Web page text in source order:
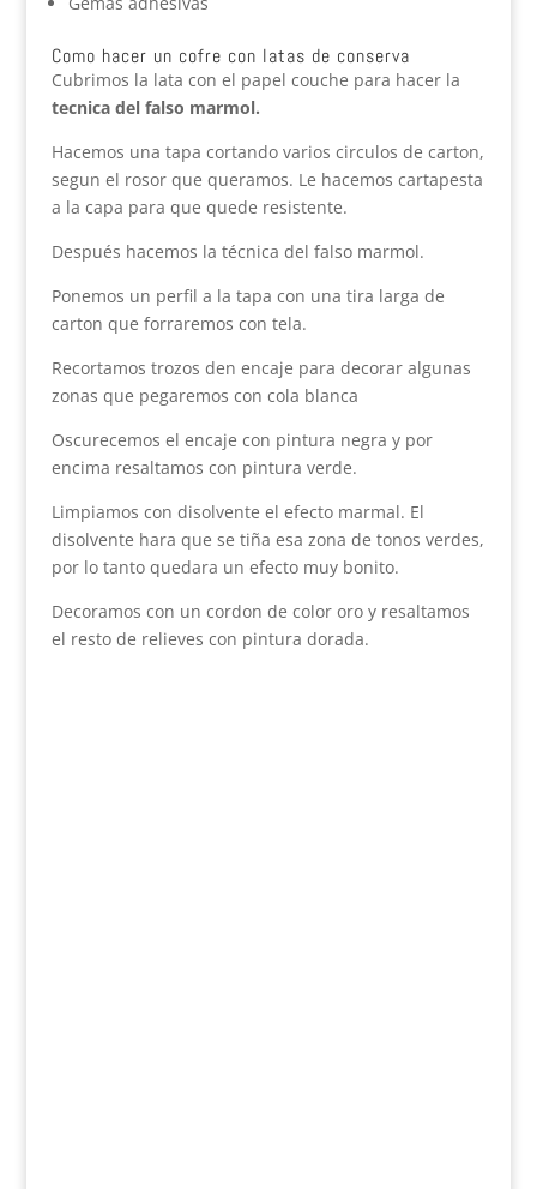
Como hacer un cofre con latas de conserva
Cubrimos la lata con el papel couche para hacer la
tecnica del falso marmol.
Hacemos una tapa cortando varios circulos de carton,
segun el rosor que queramos. Le hacemos cartapesta
a la capa para que quede resistente.
Después hacemos la técnica del falso marmol.
Ponemos un perfil a la tapa con una tira larga de
carton que forraremos con tela.
Recortamos trozos den encaje para decorar algunas
zonas que pegaremos con cola blanca
Oscurecemos el encaje con pintura negra y por
encima resaltamos con pintura verde.
Limpiamos con disolvente el efecto marmal. El
disolvente hara que se tiña esa zona de tonos verdes,
por lo tanto quedara un efecto muy bonito.
Decoramos con un cordon de color oro y resaltamos
el resto de relieves con pintura dorada.